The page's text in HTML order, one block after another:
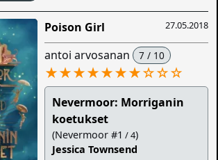
27.05.2018
Poison Girl
antoi arvosanan 7 / 10
★★★★★★★☆☆☆
Nevermoor: Morriganin
koetukset
(Nevermoor #1 / 4)
Jessica Townsend